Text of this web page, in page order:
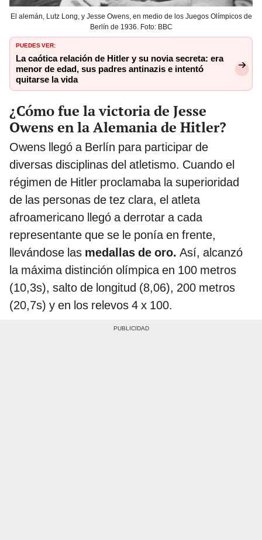
El alemán, Lutz Long, y Jesse Owens, en medio de los Juegos Olímpicos de
Berlín de 1936. Foto: BBC
PUEDES VER:
La caótica relación de Hitler y su novia secreta: era
menor de edad, sus padres antinazis e intentó
quitarse la vida
¿Cómo fue la victoria de Jesse
Owens en la Alemania de Hitler?
Owens llegó a Berlín para participar de
diversas disciplinas del atletismo. Cuando el
régimen de Hitler proclamaba la superioridad
de las personas de tez clara, el atleta
afroamericano llegó a derrotar a cada
representante que se le ponía en frente,
llevándose las medallas de oro. Así, alcanzó
la máxima distinción olímpica en 100 metros
(10,3s), salto de longitud (8,06), 200 metros
(20,7s) y en los relevos 4 x 100.